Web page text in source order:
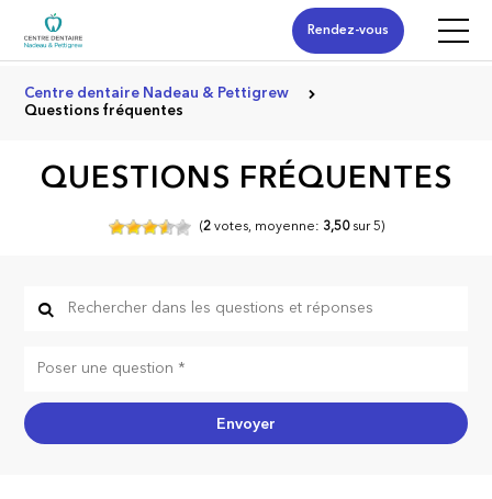
Rendez-vous
Centre dentaire Nadeau & Pettigrew
Questions fréquentes
QUESTIONS FRÉQUENTES
(2votes, moyenne: 3,50sur5)
Envoyer